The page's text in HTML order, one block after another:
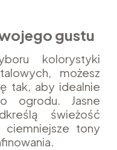
gustu
kolorystyki
możesz
tak, aby idealnie
ogrodu. Jasne
świeżość
ciemniejsze tony